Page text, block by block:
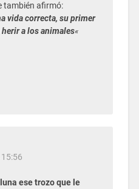
también afirmó:
vida correcta, su primer
a los animales«
ese trozo que le